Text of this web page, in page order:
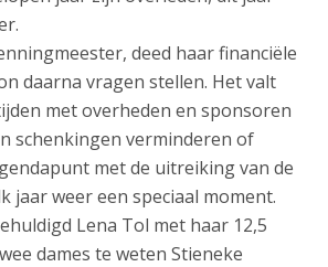
deed haar financiële
daarna vragen stellen. Het valt
met overheden en sponsoren
schenkingen verminderen of
met de uitreiking van de
jaar weer een speciaal moment.
Lena Tol met haar 12,5
dames te weten Stieneke